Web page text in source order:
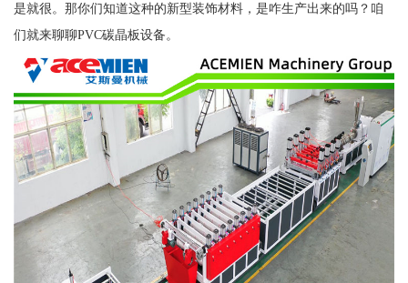
是就很。那你们知道这种的新型装饰材料，是咋生产出来的吗？咱
们就来聊聊PVC碳晶板设备。